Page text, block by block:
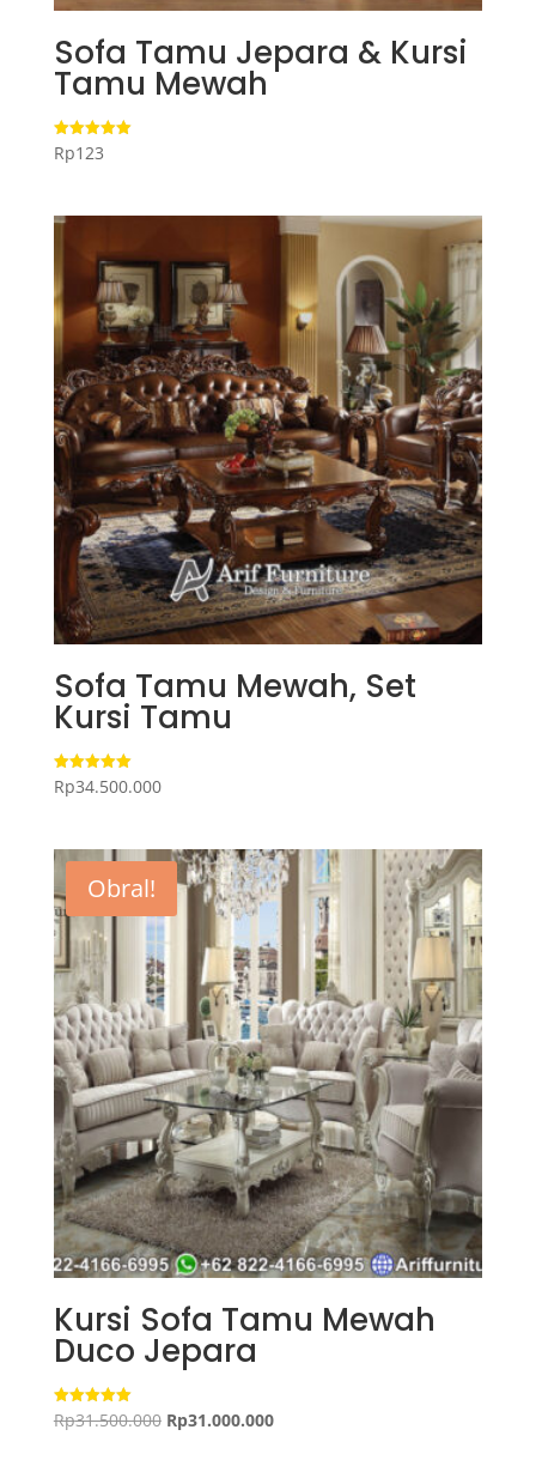
Sofa Tamu Jepara & Kursi
Tamu Mewah
Dinilai
5.00
Rp123
Sofa Tamu Mewah, Set
Kursi Tamu
Dinilai
5.00
Rp34.500.000
Obral!
Kursi Sofa Tamu Mewah
Duco Jepara
Dinilai
5.00
Rp31.500.000 Harga
Rp31.000.000Harga